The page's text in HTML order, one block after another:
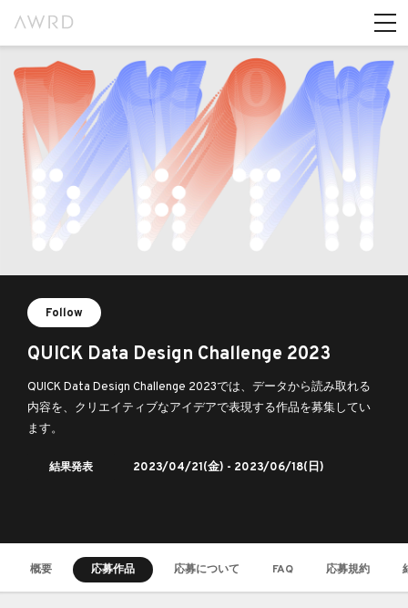
Follow
QUICK Data Design Challenge 2023
QUICK Data Design Challenge 2023では、データから読み取れる
内容を、クリエイティブなアイデアで表現する作品を募集してい
ます。
結果発表 2023/04/21(金) - 2023/06/18(日)
概要 応募作品 応募について FAQ 応募規約